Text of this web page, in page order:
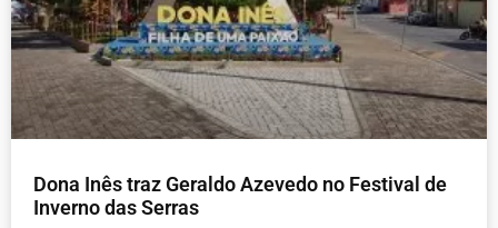
Dona Inês traz Geraldo Azevedo no Festival de
Inverno das Serras